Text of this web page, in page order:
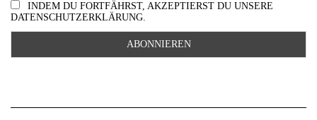
INDEM DU FORTFÄHRST, AKZEPTIERST DU UNSERE
DATENSCHUTZERKLÄRUNG.